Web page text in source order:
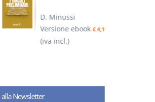
D. Minussi
Versione ebook€ 4,19
(iva incl.)
alla Newsletter